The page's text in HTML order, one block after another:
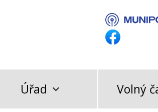
Úřad Volný